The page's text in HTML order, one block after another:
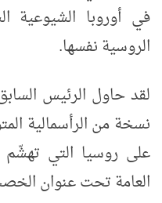
في أوروبا الشيوعية
الروسية نفسها.
لقد حاول الرئيس
نسخة من الرأسمالية
على روسيا التي تهشّم
العامة تحت عنوان